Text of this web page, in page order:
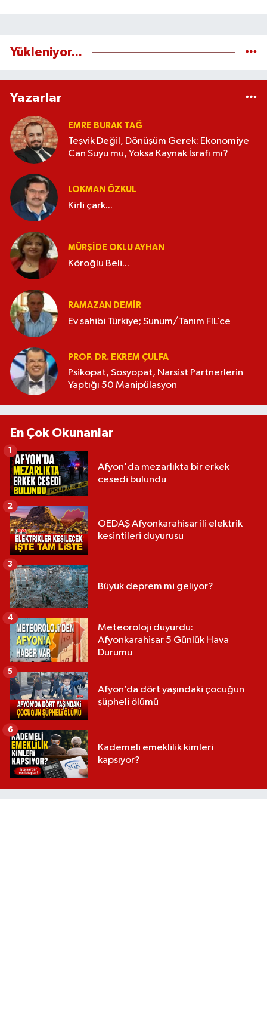
Yükleniyor...
Yazarlar
EMRE BURAK TAĞ
Teşvik Değil, Dönüşüm Gerek: Ekonomiye
Can Suyu mu, Yoksa Kaynak İsrafı mı?
LOKMAN ÖZKUL
Kirli çark...
MÜRŞIDE OKLU AYHAN
Köroğlu Beli...
RAMAZAN DEMİR
Ev sahibi Türkiye; Sunum/Tanım FİL’ce
PROF. DR. EKREM ÇULFA
Psikopat, Sosyopat, Narsist Partnerlerin
Yaptığı 50 Manipülasyon
En Çok Okunanlar
Afyon'da mezarlıkta bir erkek
cesedi bulundu
1
OEDAŞ Afyonkarahisar ili elektrik
kesintileri duyurusu
2
Büyük deprem mi geliyor?
3
Meteoroloji duyurdu:
Afyonkarahisar 5 Günlük Hava
Durumu
4
Afyon’da dört yaşındaki çocuğun
şüpheli ölümü
5
Kademeli emeklilik kimleri
kapsıyor?
6